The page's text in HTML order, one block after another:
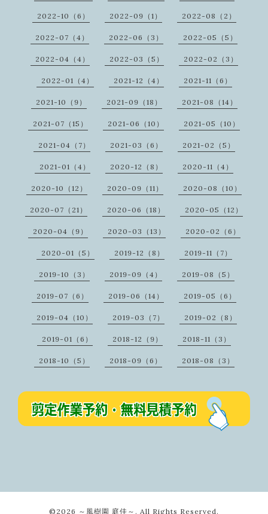
2022-10（6） 2022-09（1） 2022-08（2）
2022-07（4） 2022-06（3） 2022-05（5）
2022-04（4） 2022-03（5） 2022-02（3）
2022-01（4） 2021-12（4） 2021-11（6）
2021-10（9） 2021-09（18） 2021-08（14）
2021-07（15） 2021-06（10） 2021-05（10）
2021-04（7） 2021-03（6） 2021-02（5）
2021-01（4） 2020-12（8） 2020-11（4）
2020-10（12） 2020-09（11） 2020-08（10）
2020-07（21） 2020-06（18） 2020-05（12）
2020-04（9） 2020-03（13） 2020-02（6）
2020-01（5） 2019-12（8） 2019-11（7）
2019-10（3） 2019-09（4） 2019-08（5）
2019-07（6） 2019-06（14） 2019-05（6）
2019-04（10） 2019-03（7） 2019-02（8）
2019-01（6） 2018-12（9） 2018-11（3）
2018-10（5） 2018-09（6） 2018-08（3）
©2026 ～風樹園 庭佳～ . All Rights Reserved.